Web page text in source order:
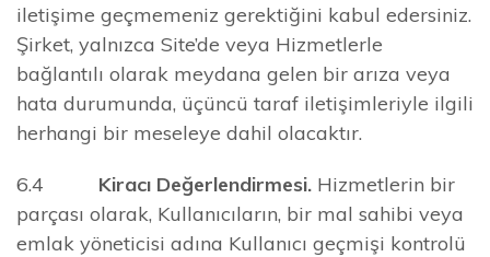
iletişime geçmemeniz gerektiğini kabul edersiniz.
Şirket, yalnızca Site’de veya Hizmetlerle
bağlantılı olarak meydana gelen bir arıza veya
hata durumunda, üçüncü taraf iletişimleriyle ilgili
herhangi bir meseleye dahil olacaktır.
6.4 Kiracı Değerlendirmesi. Hizmetlerin bir
parçası olarak, Kullanıcıların, bir mal sahibi veya
emlak yöneticisi adına Kullanıcı geçmişi kontrolü